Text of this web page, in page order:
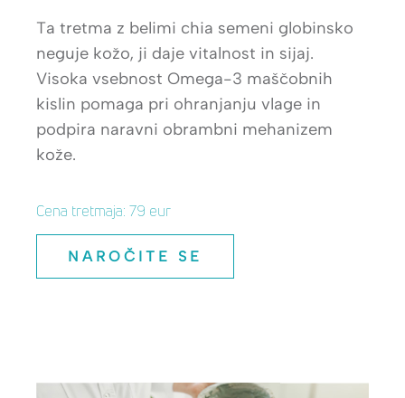
Ta tretma z belimi chia semeni globinsko
neguje kožo, ji daje vitalnost in sijaj.
Visoka vsebnost Omega-3 maščobnih
kislin pomaga pri ohranjanju vlage in
podpira naravni obrambni mehanizem
kože.
Cena tretmaja: 79 eur
NAROČITE SE